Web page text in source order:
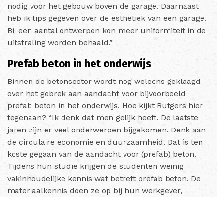
nodig voor het gebouw boven de garage. Daarnaast
heb ik tips gegeven over de esthetiek van een garage.
Bij een aantal ontwerpen kon meer uniformiteit in de
uitstraling worden behaald.”
Prefab beton in het onderwijs
Binnen de betonsector wordt nog weleens geklaagd
over het gebrek aan aandacht voor bijvoorbeeld
prefab beton in het onderwijs. Hoe kijkt Rutgers hier
tegenaan? “Ik denk dat men gelijk heeft. De laatste
jaren zijn er veel onderwerpen bijgekomen. Denk aan
de circulaire economie en duurzaamheid. Dat is ten
koste gegaan van de aandacht voor (prefab) beton.
Tijdens hun studie krijgen de studenten weinig
vakinhoudelijke kennis wat betreft prefab beton. De
materiaalkennis doen ze op bij hun werkgever,